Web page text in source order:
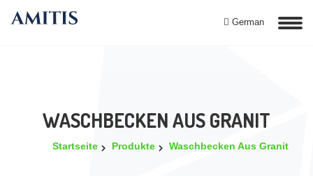
German
WASCHBECKEN AUS GRANIT
Startseite Produkte Waschbecken Aus Granit